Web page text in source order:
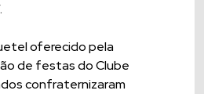
oferecido pela
de festas do Clube
confraternizaram